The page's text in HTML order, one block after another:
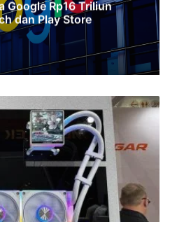
Google Rp16 Triliun
dan Play Store